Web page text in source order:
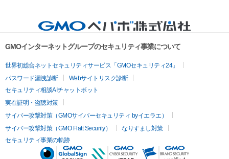
GMOインターネットグループのセキュリティ事業について
世界初総合ネットセキュリティサービス「GMOセキュリティ24」
パスワード漏洩診断
Webサイトリスク診断
セキュリティ相談AIチャットボット
実在証明・盗聴対策
サイバー攻撃対策（GMOサイバーセキュリティ byイエラエ）
サイバー攻撃対策（GMO Flatt Security）
なりすまし対策
セキュリティ事業の軌跡